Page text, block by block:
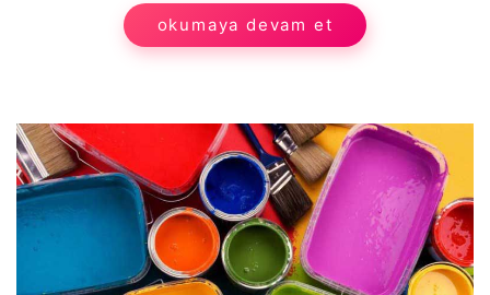
okumaya devam et